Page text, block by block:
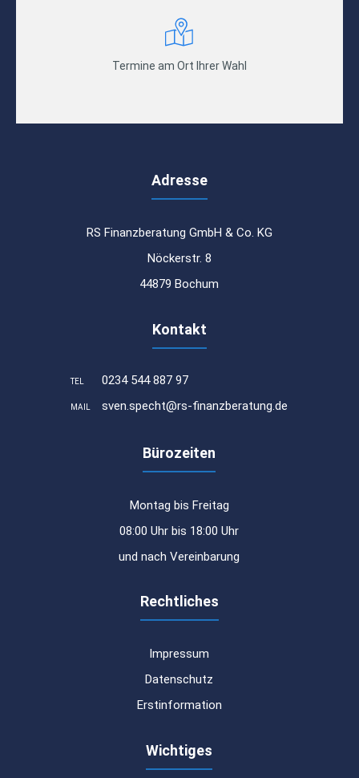
Termine am Ort Ihrer Wahl
Adresse
RS Finanzberatung GmbH & Co. KG
Nöckerstr. 8
44879 Bochum
Kontakt
TEL 0234 544 887 97
MAIL sven.specht@rs-finanzberatung.de
Bürozeiten
Montag bis Freitag
08:00 Uhr bis 18:00 Uhr
und nach Vereinbarung
Rechtliches
Impressum
Datenschutz
Erstinformation
Wichtiges